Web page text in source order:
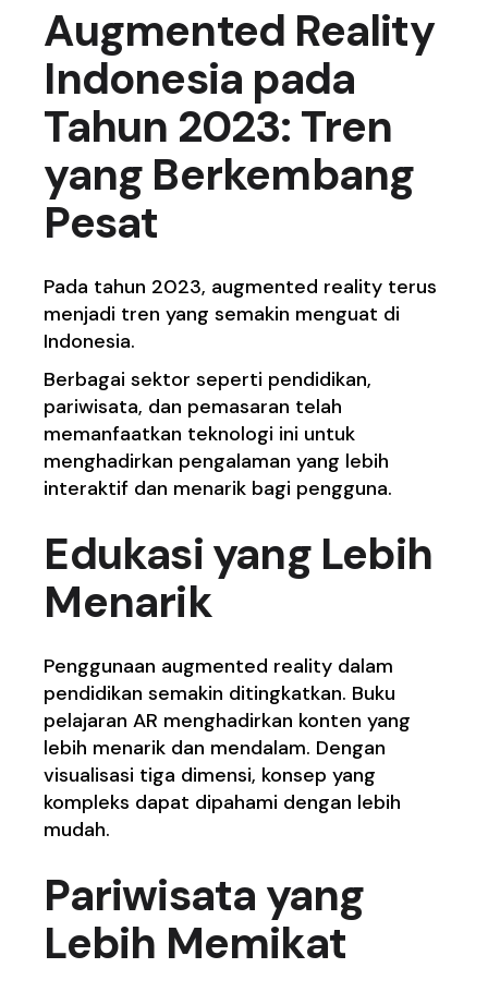
Augmented Reality
Indonesia pada
Tahun 2023: Tren
yang Berkembang
Pesat
Pada tahun 2023, augmented reality terus
menjadi tren yang semakin menguat di
Indonesia.
Berbagai sektor seperti pendidikan,
pariwisata, dan pemasaran telah
memanfaatkan teknologi ini untuk
menghadirkan pengalaman yang lebih
interaktif dan menarik bagi pengguna.
Edukasi yang Lebih
Menarik
Penggunaan augmented reality dalam
pendidikan semakin ditingkatkan. Buku
pelajaran AR menghadirkan konten yang
lebih menarik dan mendalam. Dengan
visualisasi tiga dimensi, konsep yang
kompleks dapat dipahami dengan lebih
mudah.
Pariwisata yang
Lebih Memikat